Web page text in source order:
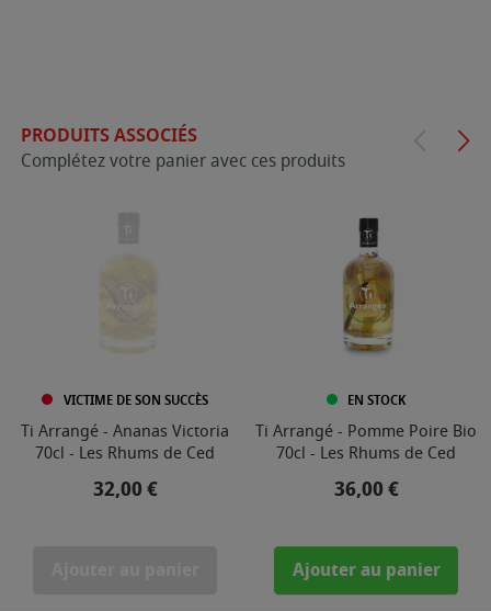
PRODUITS ASSOCIÉS
Complétez votre panier avec ces produits
VICTIME DE SON SUCCÈS
Ti Arrangé - Ananas Victoria
70cl - Les Rhums de Ced
Prix
32,00 €
EN STOCK
Ti Arrangé - Pomme Poire Bio
70cl - Les Rhums de Ced
Prix
36,00 €
Ajouter au panier